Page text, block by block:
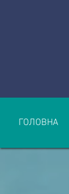
ГОЛОВНА